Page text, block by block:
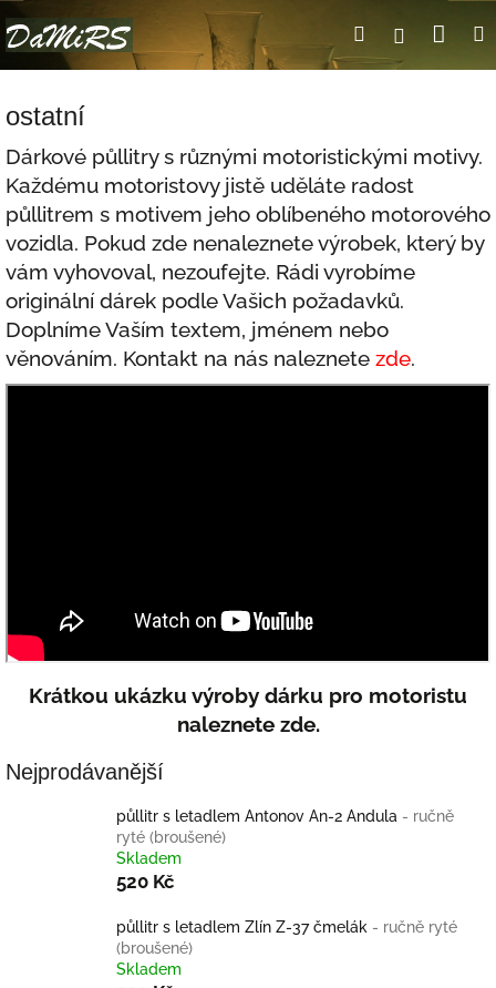
na
obsah
HledatPřihlášení
ostatní
Dárkové půllitry s různými motoristickými motivy.
Každému motoristovy jistě uděláte radost
půllitrem s motivem jeho oblíbeného motorového
vozidla. Pokud zde nenaleznete výrobek, který by
vám vyhovoval, nezoufejte. Rádi vyrobíme
originální dárek podle Vašich požadavků.
Doplníme Vaším textem, jménem nebo
věnováním. Kontakt na nás naleznete zde.
Krátkou ukázku výroby dárku pro motoristu
naleznete zde.
Nejprodávanější
půllitr s letadlem Antonov An-2 Andula - ručně
ryté (broušené)
Skladem
520 Kč
půllitr s letadlem Zlín Z-37 čmelák - ručně ryté
(broušené)
Skladem